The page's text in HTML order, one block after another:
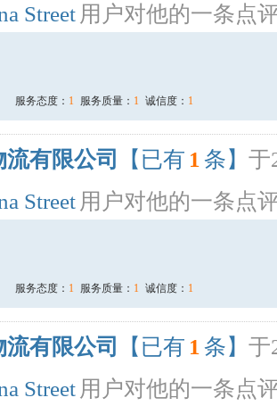
Street 用户对他的一条点
服务态度： 1 服务质量： 1 诚信度： 1
有限公司 【已有 1 条】 于
Street 用户对他的一条点
服务态度： 1 服务质量： 1 诚信度： 1
有限公司 【已有 1 条】 于
Street 用户对他的一条点